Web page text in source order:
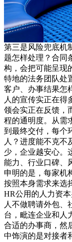
第三是风险兜底机
题怎样处理？合同
构，会把可能呈现
特地的法务团队处
客户、办事结果怎
人的宣传实正在得
领会实正在反馈，
程的通明度。从需
到最终交付，每个
人？进度能不克不
少，企业越安心。
能力、行业口碑、
申明的是，每家机
按照本身需求来选
HR公用的人力资
人不做聘请外包、
台，毗连企业和人
合适的办事商，然
中饰演的是对接者